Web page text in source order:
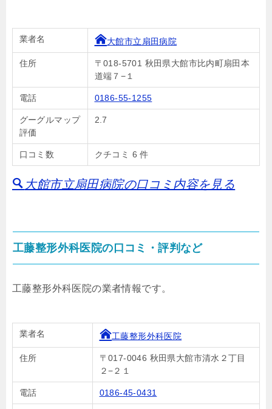
業者名 大館市立扇田病院
住所
〒018-5701 秋田県大館市比内町扇田本
道端７−１
電話 0186-55-1255
グーグルマップ
評価
2.7
口コミ数 クチコミ 6 件
大館市立扇田病院の口コミ内容を見る
工藤整形外科医院の口コミ・評判など
工藤整形外科医院の業者情報です。
業者名 工藤整形外科医院
住所
〒017-0046 秋田県大館市清水２丁目
２−２１
電話 0186-45-0431